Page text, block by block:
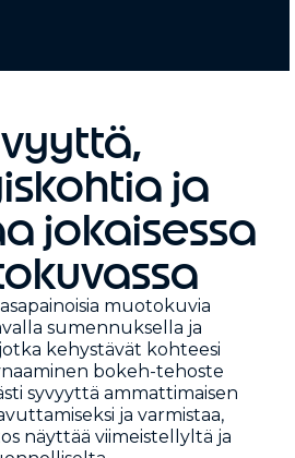
ja
jokaisessa
muotokuvia
sumennuksella ja
kehystävät kohteesi
bokeh-tehoste
syvyyttä ammattimaisen
ja varmistaa,
näyttää viimeistellyltä ja